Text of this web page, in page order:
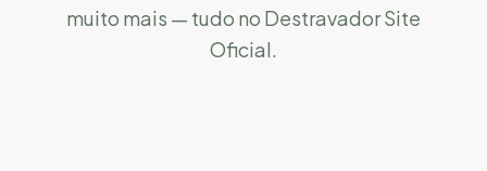
muito mais — tudo no Destravador Site
Oficial.